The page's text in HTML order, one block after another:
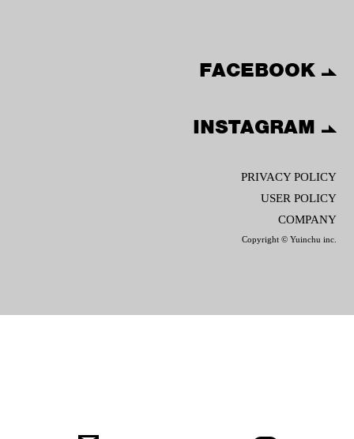
FACEBOOK
INSTAGRAM
PRIVACY POLICY
USER POLICY
COMPANY
Copyright © Yuinchu inc.